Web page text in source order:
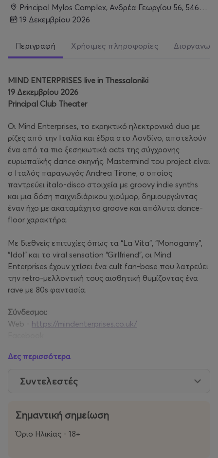
Principal Mylos Complex, Ανδρέα Γεωργίου 56, 54627, Θεσσαλονίκη
19 Δεκεμβρίου 2026
Περιγραφή Χρήσιμες πληροφορίες
MIND ENTERPRISES live in Thessaloniki
19 Δεκεμβρίου 2026
Principal Club Theater
Οι Mind Enterprises, το εκρηκτικό ηλεκτρονικό duo με
ρίζες από την Ιταλία και έδρα στο Λονδίνο, αποτελούν
ένα από τα πιο ξεσηκωτικά acts της σύγχρονης
ευρωπαϊκής dance σκηνής. Mastermind του project είναι
ο Ιταλός παραγωγός Andrea Tirone, ο οποίος
παντρεύει italo-disco στοιχεία με groovy indie synths
και μια δόση παιχνιδιάρικου χιούμορ, δημιουργώντας
έναν ήχο με ακαταμάχητο groove και απόλυτα dance-
floor χαρακτήρα.
Με διεθνείς επιτυχίες όπως τα “La Vita”, “Monogamy”,
“Idol” και το viral sensation “Girlfriend”, οι Mind
Enterprises έχουν χτίσει ένα cult fan-base που λατρεύει
την retro-μελλοντική τους αισθητική θυμίζοντας ένα
rave με 80s φαντασία.
Σύνδεσμοι:
Web - https://mindenterprises.co.uk/
Instagram -https://www.instagram.com/mindenterprises
https://www.youtube.com/channel/UCpE50CyHDRADl
Χώρος:
Mylos Complex
Δες περισσότερα
Συντελεστές
Σημαντική σημείωση
Όριο Ηλικίας - 18+